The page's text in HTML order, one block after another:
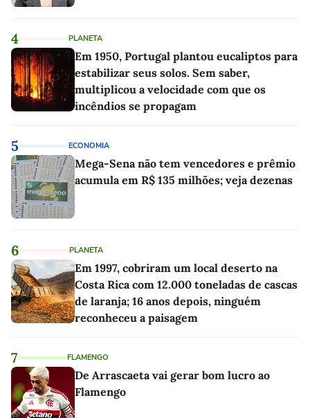
4 PLANETA
Em 1950, Portugal plantou eucaliptos para
estabilizar seus solos. Sem saber,
multiplicou a velocidade com que os
incêndios se propagam
5 ECONOMIA
Mega-Sena não tem vencedores e prêmio
acumula em R$ 135 milhões; veja dezenas
6 PLANETA
Em 1997, cobriram um local deserto na
Costa Rica com 12.000 toneladas de cascas
de laranja; 16 anos depois, ninguém
reconheceu a paisagem
7 FLAMENGO
De Arrascaeta vai gerar bom lucro ao
Flamengo